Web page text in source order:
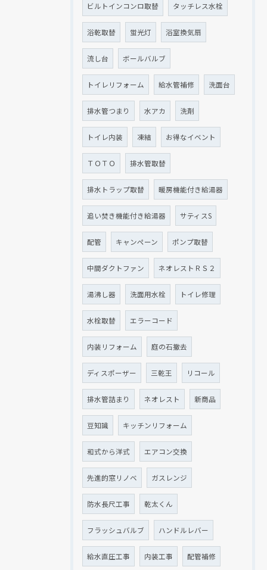
ビルトインコンロ取替 タッチレス水栓
浴乾取替 蛍光灯 浴室換気扇
流し台 ボールバルブ
トイレリフォーム 給水管補修 洗面台
排水管つまり 水アカ 洗剤
トイレ内装 凍結 お得なイベント
ＴＯＴＯ 排水管取替
排水トラップ取替 暖房機能付き給湯器
追い焚き機能付き給湯器 サティスS
配管 キャンペーン ポンプ取替
中間ダクトファン ネオレストＲＳ２
湯沸し器 洗面用水栓 トイレ修理
水栓取替 エラーコード
内装リフォーム 庭の石撤去
ディスポーザー 三乾王 リコール
排水管詰まり ネオレスト 新商品
豆知識 キッチンリフォーム
和式から洋式 エアコン交換
先進的窓リノベ ガスレンジ
防水長尺工事 乾太くん
フラッシュバルブ ハンドルレバー
給水直圧工事 内装工事 配管補修